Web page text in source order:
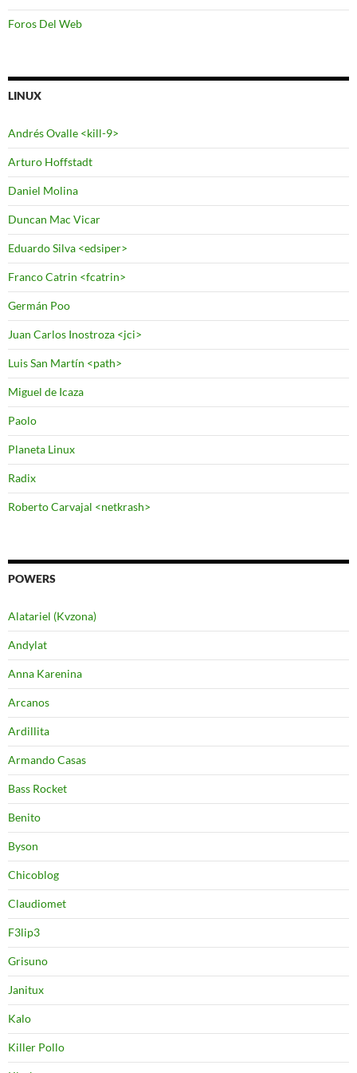
Foros Del Web
LINUX
Andrés Ovalle <kill-9>
Arturo Hoffstadt
Daniel Molina
Duncan Mac Vicar
Eduardo Silva <edsiper>
Franco Catrin <fcatrin>
Germán Poo
Juan Carlos Inostroza <jci>
Luis San Martín <path>
Miguel de Icaza
Paolo
Planeta Linux
Radix
Roberto Carvajal <netkrash>
POWERS
Alatariel (Kvzona)
Andylat
Anna Karenina
Arcanos
Ardillita
Armando Casas
Bass Rocket
Benito
Byson
Chicoblog
Claudiomet
F3lip3
Grisuno
Janitux
Kalo
Killer Pollo